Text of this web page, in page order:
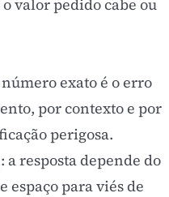
valor pedido cabe ou
exato é o erro
por contexto e por
perigosa.
resposta depende do
para viés de